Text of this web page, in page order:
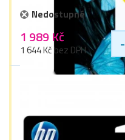
Nedostupné
1 989 Kč
1 644 Kč bez DPH -